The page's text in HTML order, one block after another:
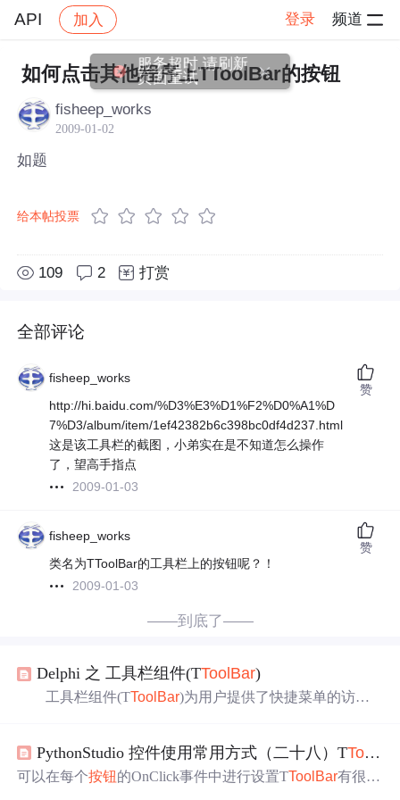
API 加入 登录 频道
社区 API 帖子详情
如何点击其他程序上TToolBar的按钮
fisheep_works
2009-01-02
如题
给本帖投票
109 2 打赏
全部评论
fisheep_works
http://hi.baidu.com/%D3%E3%D1%F2%D0%A1%D
7%D3/album/item/1ef42382b6c398bc0df4d237.html
这是该工具栏的截图，小弟实在是不知道怎么操作
了，望高手指点
2009-01-03
赞
fisheep_works
类名为TToolBar的工具栏上的按钮呢？！
2009-01-03
赞
——到底了——
Delphi 之 工具栏组件(TToolBar)
工具栏组件(TToolBar)为用户提供了快捷菜单的访问
OnCustomDrawItem事件中使用该属性可以在工具栏上画
图。 Constraints 规定TToolBar的大小限制 Customi
PythonStudio 控件使用常用方式（二十八）TToolBar
可以在每个按钮的OnClick事件中进行设置TToolBar有很多
服务超时,请刷新
页面重试